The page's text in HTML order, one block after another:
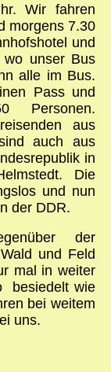
Wir fahren
morgens 7.30
und
wo unser Bus
alle im Bus.
Pass und
aus
auch aus
in
Die
und nun
der DDR.
der
und Feld
mal in weiter
besiedelt wie
bei weitem
uns.